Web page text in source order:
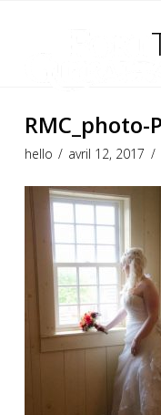
RMC_photo-
hello avril 12, 2017